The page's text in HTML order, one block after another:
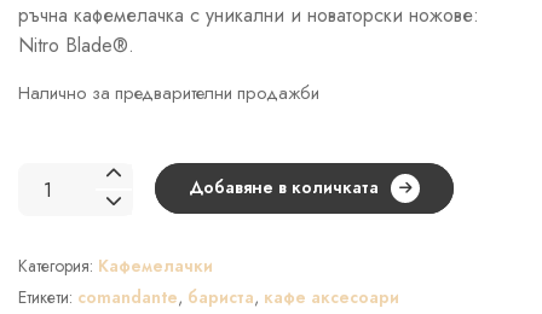
ръчна кафемелачка с уникални и новаторски ножове:
Nitro Blade®.
Налично за предварителни продажби
количество
C40
MK4
Добавяне в количката
Категория: Кафемелачки
Етикети: comandante, бариста, кафе аксесоари